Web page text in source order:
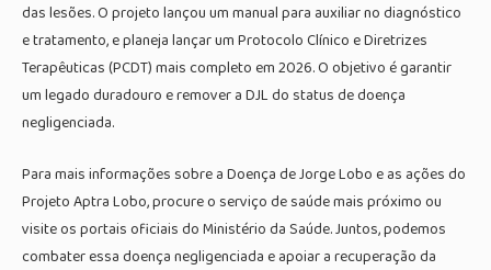
das lesões. O projeto lançou um manual para auxiliar no diagnóstico
e tratamento, e planeja lançar um Protocolo Clínico e Diretrizes
Terapêuticas (PCDT) mais completo em 2026. O objetivo é garantir
um legado duradouro e remover a DJL do status de doença
negligenciada.
Para mais informações sobre a Doença de Jorge Lobo e as ações do
Projeto Aptra Lobo, procure o serviço de saúde mais próximo ou
visite os portais oficiais do Ministério da Saúde. Juntos, podemos
combater essa doença negligenciada e apoiar a recuperação da